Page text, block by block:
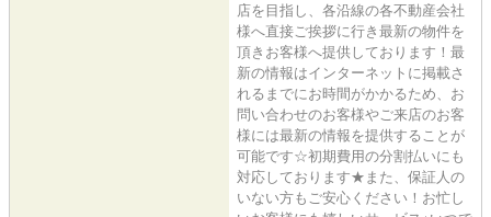
店を目指し、各沿線の各不動産会社
様へ直接ご挨拶に行き最新の物件を
頂きお客様へ提供しております！最
新の情報はインターネットに掲載さ
れるまでにお時間がかかるため、お
問い合わせのお客様やご来店のお客
様には最新の情報を提供することが
可能です☆初期費用の分割払いにも
対応しております★また、保証人の
いない方もご安心ください！お忙し